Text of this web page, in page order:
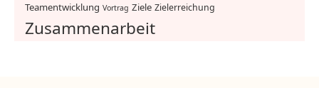
Teamentwicklung Vortrag Ziele Zielerreichung
Zusammenarbeit